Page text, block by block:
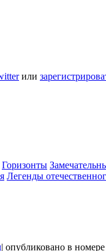
или
Горизонты
Легенды
| опубликовано в